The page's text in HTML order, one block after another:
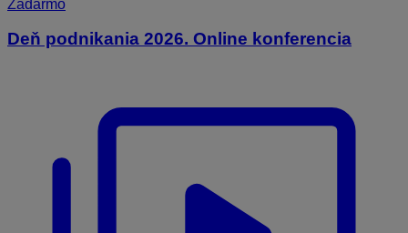
Zadarmo
Deň podnikania 2026. Online konferencia